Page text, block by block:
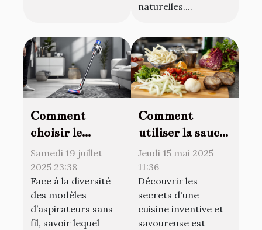
naturelles....
Comment
choisir le
meilleur
aspirateur sans
fil pour votre
maison ?
Samedi 19 juillet
2025 23:38
Face à la diversité
des modèles
d’aspirateurs sans
fil, savoir lequel
Comment
utiliser la sauce
teriyaki pour
transformer vos
plats
Jeudi 15 mai 2025
11:36
Découvrir les
secrets d'une
cuisine inventive et
savoureuse est